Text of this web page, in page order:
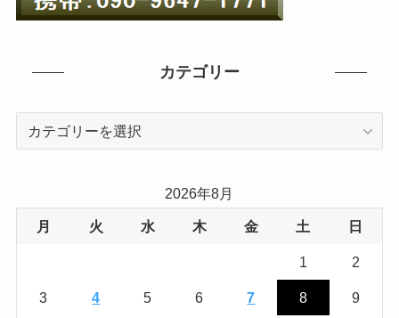
カテゴリー
ー
2026年8月
月 火 水 木 金 土 日
1 2
3 4 5 6 7 8 9